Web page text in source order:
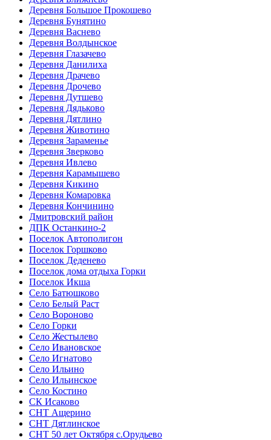
Деревня Большое Прокошево
Деревня Бунятино
Деревня Васнево
Деревня Волдынское
Деревня Глазачево
Деревня Данилиха
Деревня Драчево
Деревня Дрочево
Деревня Дутшево
Деревня Дядьково
Деревня Дятлино
Деревня Животино
Деревня Зараменье
Деревня Зверково
Деревня Ивлево
Деревня Карамышево
Деревня Кикино
Деревня Комаровка
Деревня Кончинино
Дмитровский район
ДПК Останкино-2
Поселок Автополигон
Поселок Горшково
Поселок Деденево
Поселок дома отдыха Горки
Поселок Икша
Село Батюшково
Село Белый Раст
Село Вороново
Село Горки
Село Жестылево
Село Ивановское
Село Игнатово
Село Ильино
Село Ильинское
Село Костино
СК Исаково
СНТ Ащерино
СНТ Дятлинское
СНТ 50 лет Октября с.Орудьево